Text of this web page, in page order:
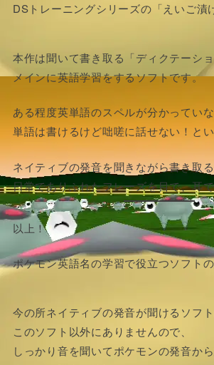
DSトレーニングシリーズの「えいご漬
本作は聞いて書き取る「ディクテーシ
メインに英語学習をするソフトです。
ある程度英単語のスペルが分かってい
単語は書けるけど咄嗟に話せない！とい
ネイティブの発音を聞きながら書き取る
日常でありふれたフレーズを目で、耳
以上！
ポケモン英語名の学習で役立つソフトの
今の所ネイティブの発音が聞けるソフ
このソフト以外にありませんので、
しっかり音を聞いてポケモンの発音か